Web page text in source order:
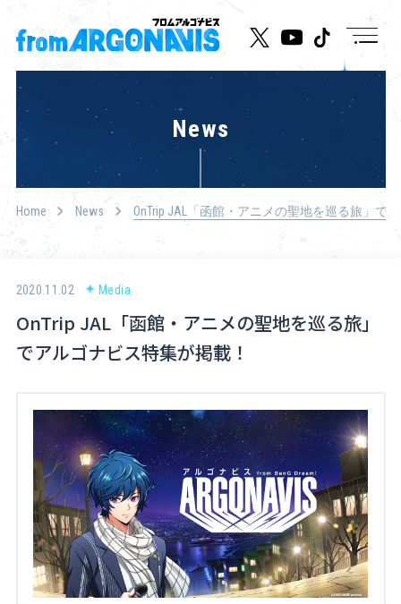
Live/Event
Character
Cast
Media
Goods
About
Navi Art
Chronicle
Special
News
Home News OnTrip JAL「函館・アニメの聖地を巡る旅」で
2020.11.02 Media
OnTrip JAL「函館・アニメの聖地を巡る旅」
でアルゴナビス特集が掲載！